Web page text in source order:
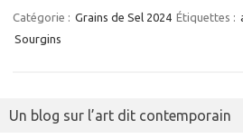
Catégorie : Grains de Sel 2024 Étiquettes :
Sourgins
Un blog sur l’art dit contemporain